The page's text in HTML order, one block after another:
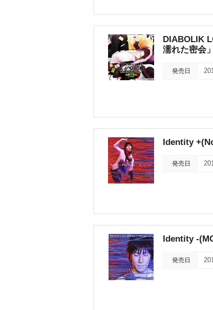
DIABOLIK
濡れた密会」
発売日
Identity
発売日
Identity -
発売日